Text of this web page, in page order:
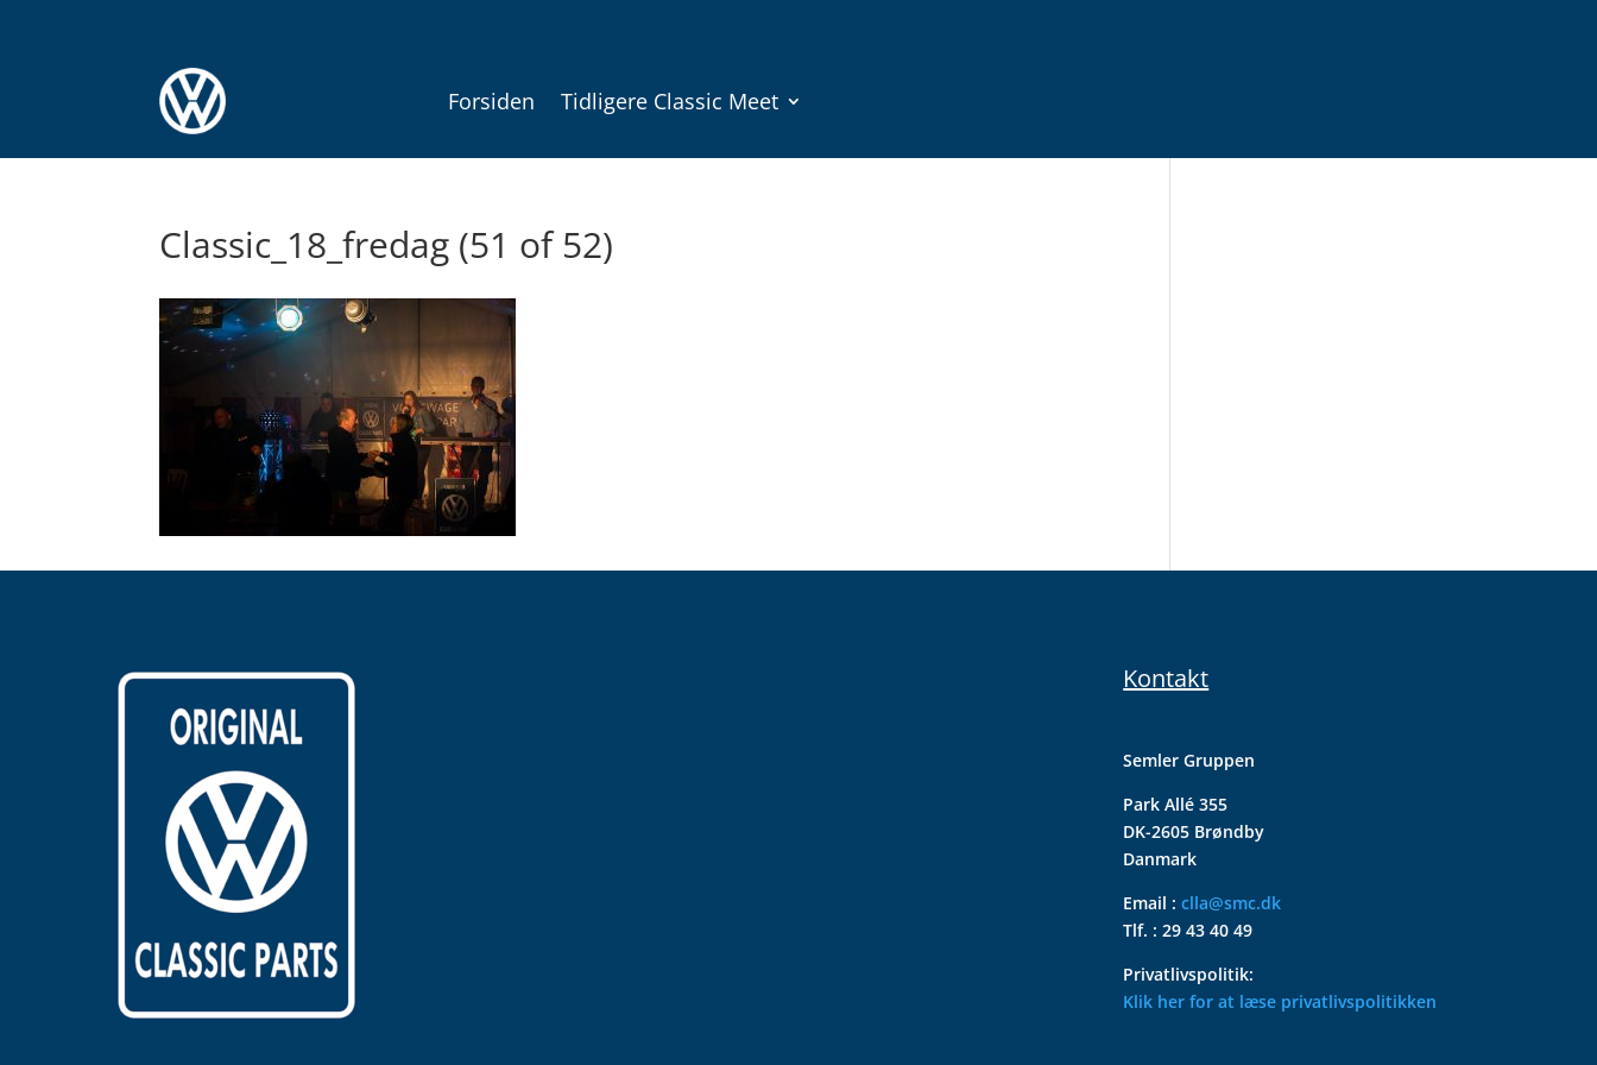
Forsiden Tidligere Classic Meet
Classic_18_fredag (51 of 52)
Kontakt
Semler Gruppen
Park Allé 355
DK-2605 Brøndby
Danmark
Email :clla@smc.dk
Tlf. : 29 43 40 49
Privatlivspolitik:
Klik her for at læse privatlivspolitikken